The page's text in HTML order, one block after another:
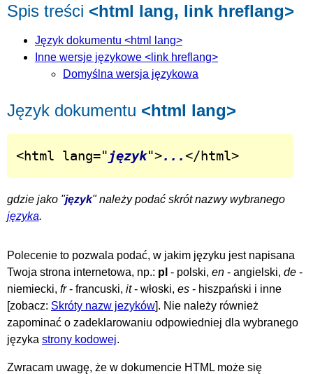
Spis treści <html lang, link hreflang>
Język dokumentu <html lang>
Inne wersje językowe <link hreflang>
Domyślna wersja językowa
Język dokumentu <html lang>
<html lang=" język">...</html>
gdzie jako "język" należy podać skrót nazwy wybranego
języka.
Polecenie to pozwala podać, w jakim języku jest napisana
Twoja strona internetowa, np.: pl - polski, en - angielski, de -
niemiecki, fr- francuski, it- włoski, es - hiszpański i inne
[zobacz: Skróty nazw jezyków]. Nie należy również
zapominać o zadeklarowaniu odpowiedniej dla wybranego
języka strony kodowej.
Zwracam uwagę, że w dokumencie HTML może się